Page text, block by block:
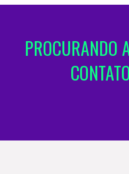
PROCURANDO